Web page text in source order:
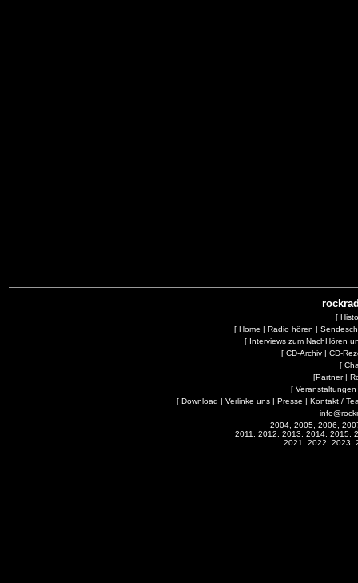
[
[ Home | Radio hören |
[ Interviews zum NachHören
[ CD-Archiv| CD-
[
[Partner|
[ Veranstaltungen
[ Download | Verlinke uns | Presse | Kontakt /
2004, 2005, 2006,
2011, 2012, 2013, 2014, 2015,
2021, 2022, 2023,